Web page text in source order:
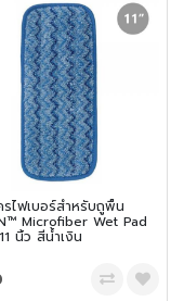
รไฟเบอร์สำหรับถูพื้น
Microfiber Wet Pad
นิ้ว สีน้ำเงิน